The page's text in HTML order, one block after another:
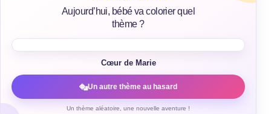
Aujourd’hui, bébé va colorier quel
thème ?
Cœur de Marie
Un autre thème au hasard
Un thème aléatoire, une nouvelle aventure !